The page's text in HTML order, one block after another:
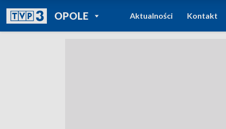
OPOLEPOWRÓT DO
TVP REGIONY
Aktualności Kontakt